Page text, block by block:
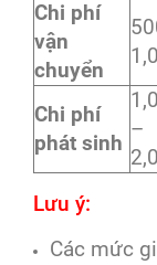
Chi phí
vận
chuyển
Chi phí
phát sinh
–
Lưu ý:
Các mức